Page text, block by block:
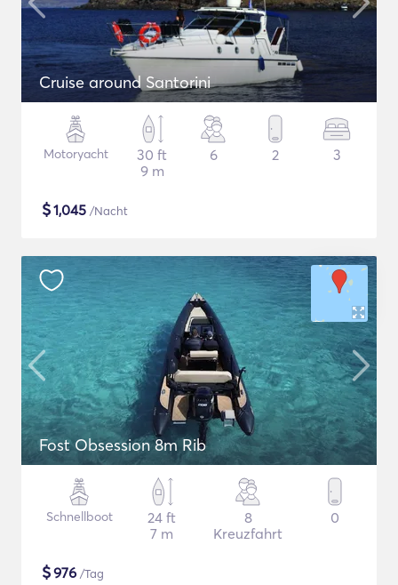
Cruise around Santorini
Motoryacht
30 ft
9 m
6 2 3
$1,045 /Nacht
Fost Obsession 8m Rib
Schnellboot
24 ft
7 m
8
Kreuzfahrt
0
$976 /Tag